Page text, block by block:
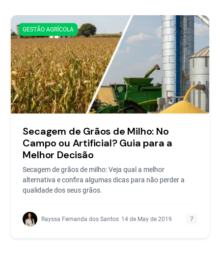
GESTÃO AGRÍCOLA
Secagem de Grãos de Milho: No
Campo ou Artificial? Guia para a
Melhor Decisão
Secagem de grãos de milho: Veja qual a melhor
alternativa e confira algumas dicas para não perder a
qualidade dos seus grãos.
Rayssa Fernanda dos Santos 14 de May de 2019 7